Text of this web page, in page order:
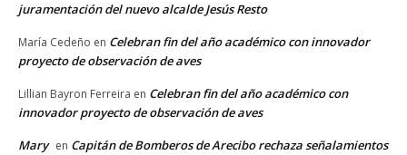
juramentación del nuevo alcalde Jesús Resto
María Cedeño en Celebran fin del año académico con innovador
proyecto de observación de aves
Lillian Bayron Ferreira en Celebran fin del año académico con
innovador proyecto de observación de aves
Mary en Capitán de Bomberos de Arecibo rechaza señalamientos